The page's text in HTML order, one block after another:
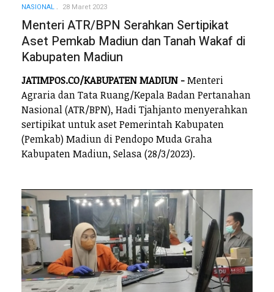
NASIONAL 28 Maret 2023
Menteri ATR/BPN Serahkan Sertipikat
Aset Pemkab Madiun dan Tanah Wakaf di
Kabupaten Madiun
JATIMPOS.CO/KABUPATEN MADIUN -Menteri
Agraria dan Tata Ruang/Kepala Badan Pertanahan
Nasional (ATR/BPN), Hadi Tjahjanto menyerahkan
sertipikat untuk aset Pemerintah Kabupaten
(Pemkab) Madiun di Pendopo Muda Graha
Kabupaten Madiun, Selasa (28/3/2023).